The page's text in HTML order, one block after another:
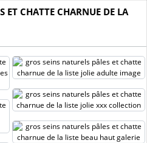
ET CHATTE CHARNUE DE LA